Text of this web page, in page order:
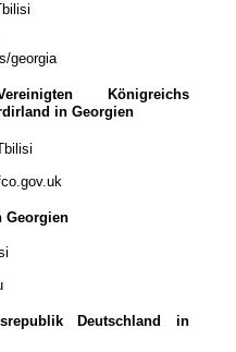
georgia
Königreichs
in Georgien
Georgien
Deutschland in